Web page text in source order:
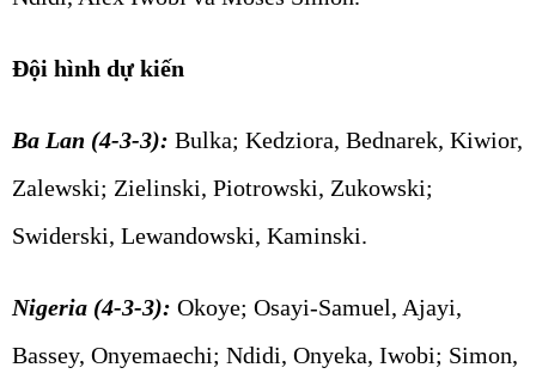
Đội hình dự kiến
Ba Lan (4-3-3): Bulka; Kedziora, Bednarek, Kiwior,
Zalewski; Zielinski, Piotrowski, Zukowski;
Swiderski, Lewandowski, Kaminski.
Nigeria (4-3-3): Okoye; Osayi-Samuel, Ajayi,
Bassey, Onyemaechi; Ndidi, Onyeka, Iwobi; Simon,